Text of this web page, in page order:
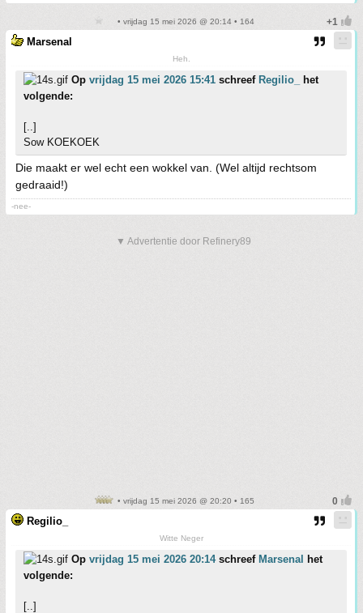
• vrijdag 15 mei 2026 @ 20:14 • 164
Marsenal
Heh.
Op vrijdag 15 mei 2026 15:41 schreef Regilio_
het
volgende:
[..]
Sow KOEKOEK
Die maakt er wel echt een wokkel van. (Wel altijd rechtsom
gedraaid!)
-nee-
▼ Advertentie door Refinery89
• vrijdag 15 mei 2026 @ 20:20 • 165
Regilio_
Witte Neger
Op vrijdag 15 mei 2026 20:14schreef Marsenal het
volgende:
[..]